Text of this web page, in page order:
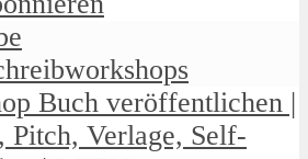
Buch veröffentlichen |
Pitch, Verlage, Self-